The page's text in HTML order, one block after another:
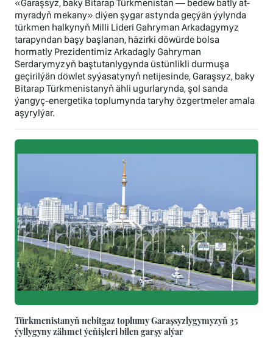
«Garaşsyz, baky Bitarap Türkmenistan — bedew batly at-
myradyň mekany» diýen şygar astynda geçýän ýylynda
türkmen halkynyň Milli Lideri Gahryman Arkadagymyz
tarapyndan başy başlanan, häzirki döwürde bolsa
hormatly Prezidentimiz Arkadagly Gahryman
Serdarymyzyň baştutanlygynda üstünlikli durmuşa
geçirilýän döwlet syýasatynyň netijesinde, Garaşsyz, baky
Bitarap Türkmenistanyň ähli ugurlarynda, şol sanda
ýangyç-energetika toplumynda taryhy özgertmeler amala
aşyrylýar.
Türkmenistanyň nebitgaz toplumy Garaşsyzlygymyzyň 35
ýyllygyny zähmet ýeňişleri bilen garşy alýar